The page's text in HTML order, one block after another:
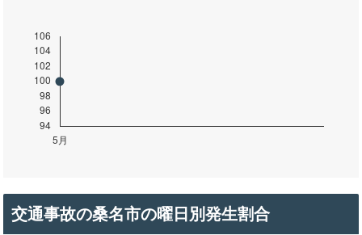
交通事故の桑名市の曜日別発生割合